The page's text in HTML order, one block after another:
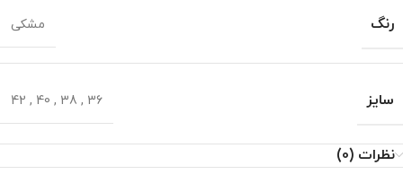
رنگ
مشکی
سایز 36
,
38
,
40
,
42
نظرات (0)